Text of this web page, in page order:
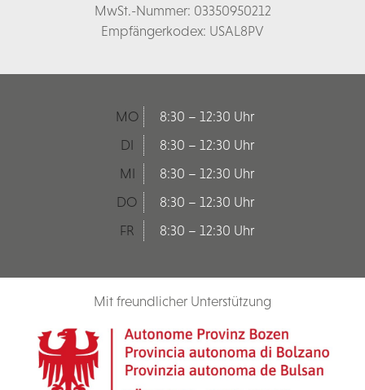
MwSt.-Nummer: 03350950212
Empfängerkodex: USAL8PV
MO
8:30 – 12:30 Uhr
DI
8:30 – 12:30 Uhr
MI
8:30 – 12:30 Uhr
DO
8:30 – 12:30 Uhr
FR
8:30 – 12:30 Uhr
Mit freundlicher Unterstützung